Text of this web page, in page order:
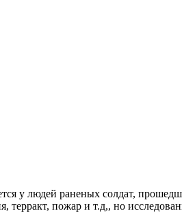
у людей раненых солдат,
пожар и т.д,, но